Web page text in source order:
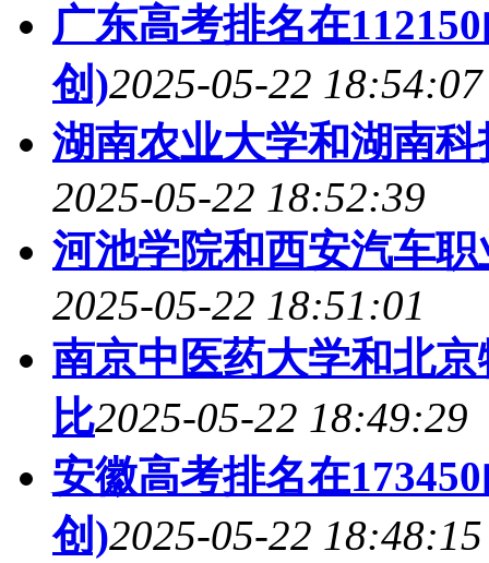
广东高考排名在
创)2025-05-22 18:54:07
湖南农业大学和湖南
2025-05-22 18:52:39
河池学院和西安汽车
2025-05-22 18:51:01
南京中医药大学和北
比2025-05-22 18:49:29
安徽高考排名在
创)2025-05-22 18:48:15